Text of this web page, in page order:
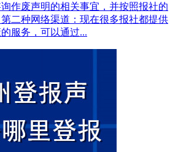
作废声明的相关事宜，并按照报社的
二种网络渠道：现在很多报社都提供
服务，可以通过...